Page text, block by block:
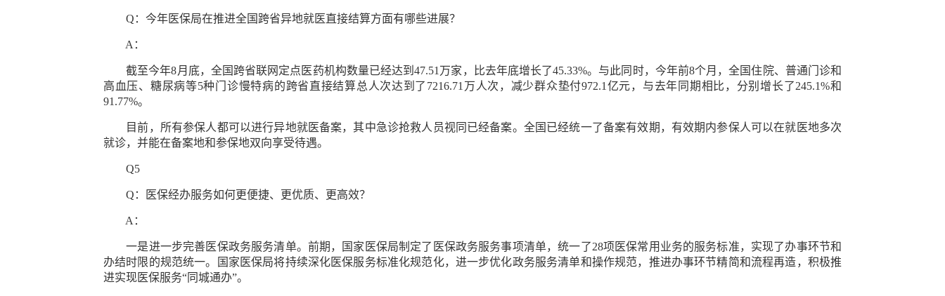
Q：今年医保局在推进全国跨省异地就医直接结算方面有哪些进展？
A：
截至今年8月底，全国跨省联网定点医药机构数量已经达到47.51万家，比去年底增长了45.33%。与此同时，今年前8个月，全国住院、普通门诊和
高血压、糖尿病等5种门诊慢特病的跨省直接结算总人次达到了7216.71万人次，减少群众垫付972.1亿元，与去年同期相比，分别增长了245.1%和
91.77%。
目前，所有参保人都可以进行异地就医备案，其中急诊抢救人员视同已经备案。全国已经统一了备案有效期，有效期内参保人可以在就医地多次
就诊，并能在备案地和参保地双向享受待遇。
Q5
Q：医保经办服务如何更便捷、更优质、更高效？
A：
一是进一步完善医保政务服务清单。前期，国家医保局制定了医保政务服务事项清单，统一了28项医保常用业务的服务标准，实现了办事环节和
办结时限的规范统一。国家医保局将持续深化医保服务标准化规范化，进一步优化政务服务清单和操作规范，推进办事环节精简和流程再造，积极推
进实现医保服务“同城通办”。